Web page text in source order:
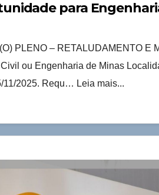
para
PLENO – RETALUDAMENTO E
ou Engenharia de Minas
11/2025. Requ… Leia mais...